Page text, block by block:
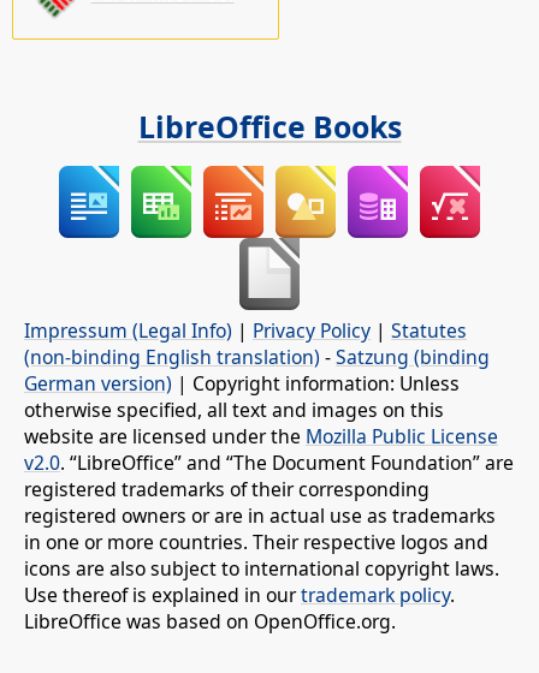
LibreOffice Books
Impressum (Legal Info) | Privacy Policy | Statutes
(non-binding English translation) -Satzung (binding
German version) | Copyright information: Unless
otherwise specified, all text and images on this
website are licensed under the Mozilla Public License
v2.0. “LibreOffice” and “The Document Foundation” are
registered trademarks of their corresponding
registered owners or are in actual use as trademarks
in one or more countries. Their respective logos and
icons are also subject to international copyright laws.
Use thereof is explained in ourtrademark policy.
LibreOffice was based on OpenOffice.org.